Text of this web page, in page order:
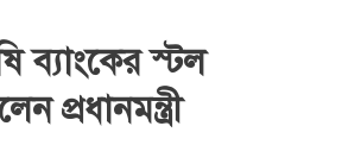
ব্যাংকের স্টল
প্রধানমন্ত্রী